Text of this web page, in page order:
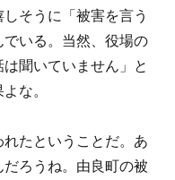
そうに「被害を言う
いる。当然、役場の
聞いていません」と
な。
たということだ。あ
ろうね。由良町の被